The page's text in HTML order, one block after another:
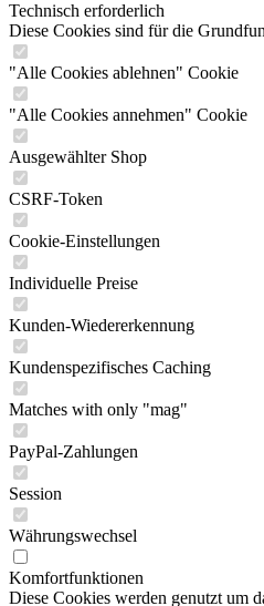
Technisch erforderlich
Diese Cookies sind für die
"Alle Cookies ablehnen" Cookie
"Alle Cookies annehmen" Cookie
Ausgewählter Shop
CSRF-Token
Cookie-Einstellungen
Individuelle Preise
Kunden-Wiedererkennung
Kundenspezifisches Caching
Matches with only "mag"
PayPal-Zahlungen
Session
Währungswechsel
Komfortfunktionen
Diese Cookies werden genutzt um